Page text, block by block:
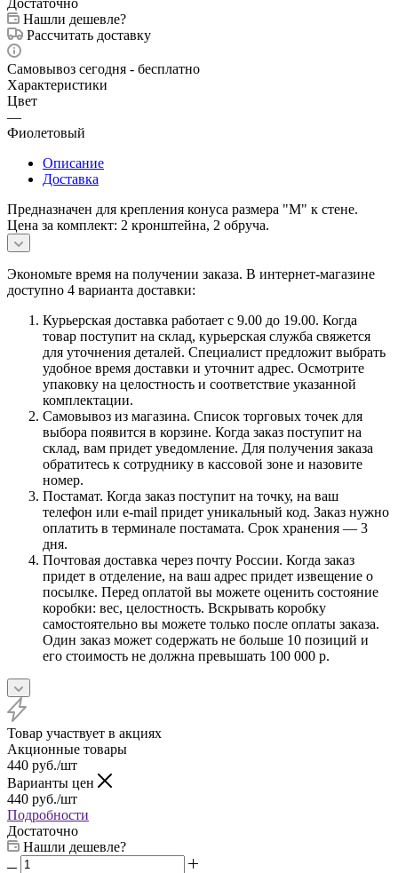
Нашли дешевле?
Рассчитать доставку
Самовывоз сегодня - бесплатно
Характеристики
Цвет
—
Фиолетовый
Описание
Доставка
Предназначен для крепления конуса размера "М" к стене.
Цена за комплект: 2 кронштейна, 2 обруча.
Экономьте время на получении заказа. В интернет-магазине
доступно 4 варианта доставки:
Курьерская доставка работает с 9.00 до 19.00. Когда
товар поступит на склад, курьерская служба свяжется
для уточнения деталей. Специалист предложит выбрать
удобное время доставки и уточнит адрес. Осмотрите
упаковку на целостность и соответствие указанной
комплектации.
Самовывоз из магазина. Список торговых точек для
выбора появится в корзине. Когда заказ поступит на
склад, вам придет уведомление. Для получения заказа
обратитесь к сотруднику в кассовой зоне и назовите
номер.
Постамат. Когда заказ поступит на точку, на ваш
телефон или e-mail придет уникальный код. Заказ нужно
оплатить в терминале постамата. Срок хранения — 3
дня.
Почтовая доставка через почту России. Когда заказ
придет в отделение, на ваш адрес придет извещение о
посылке. Перед оплатой вы можете оценить состояние
коробки: вес, целостность. Вскрывать коробку
самостоятельно вы можете только после оплаты заказа.
Один заказ может содержать не больше 10 позиций и
его стоимость не должна превышать 100 000 р.
Товар участвует в акциях
Акционные товары
440 руб./шт
Варианты цен
440 руб./шт
Подробности
Достаточно
Нашли дешевле?